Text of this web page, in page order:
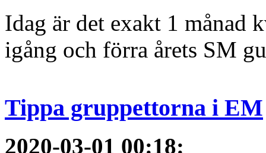
Idag är det exakt 1 månad
igång och förra årets SM
Tippa gruppettorna i EM
2020-03-01 00:18: